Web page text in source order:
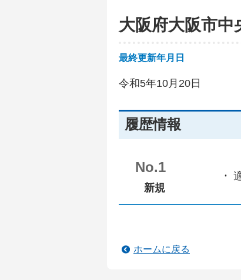
大阪府大阪市中
最終更新年月日
令和5年10月20日
履歴情報
No.1
新規
ホームに戻る